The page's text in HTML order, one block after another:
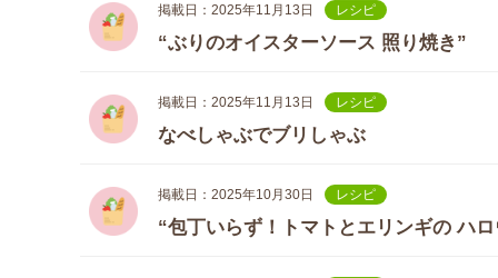
掲載日：2025年11月13日 レシピ
“ぶりのオイスターソース 照り焼き”
掲載日：2025年11月13日 レシピ
なべしゃぶでブリしゃぶ
掲載日：2025年10月30日 レシピ
“包丁いらず！トマトとエリンギの ハ